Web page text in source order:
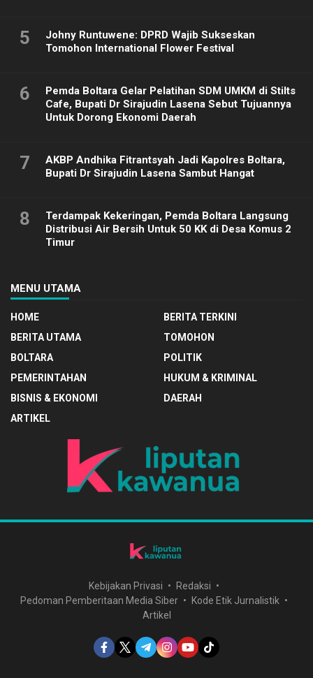
5
Johny Runtuwene: DPRD Wajib Sukseskan
Tomohon International Flower Festival
6
Pemda Boltara Gelar Pelatihan SDM UMKM di Stilts
Cafe, Bupati Dr Sirajudin Lasena Sebut Tujuannya
Untuk Dorong Ekonomi Daerah
7
AKBP Andhika Fitrantsyah Jadi Kapolres Boltara,
Bupati Dr Sirajudin Lasena Sambut Hangat
8
Terdampak Kekeringan, Pemda Boltara Langsung
Distribusi Air Bersih Untuk 50 KK di Desa Komus 2
Timur
MENU UTAMA
HOME
BERITA TERKINI
BERITA UTAMA
TOMOHON
BOLTARA
POLITIK
PEMERINTAHAN
HUKUM & KRIMINAL
BISNIS & EKONOMI
DAERAH
ARTIKEL
Kebijakan Privasi
Redaksi
Pedoman Pemberitaan Media Siber
Kode Etik Jurnalistik
Artikel